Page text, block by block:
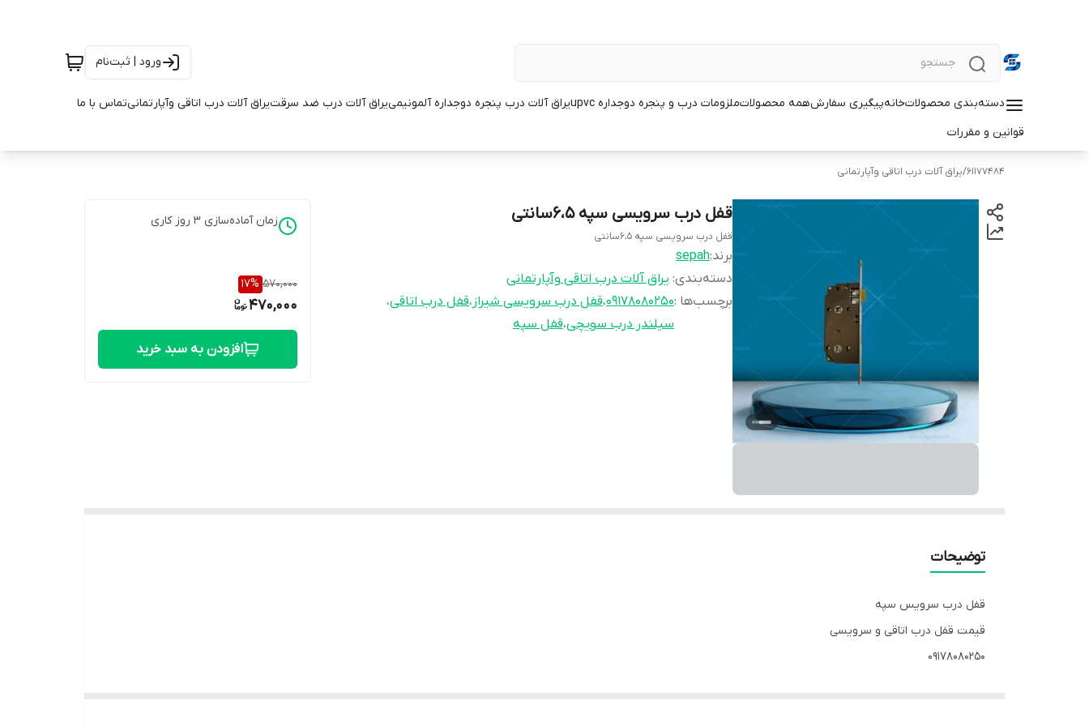
ورود | ثبت‌نام
دسته‌بندی محصولاتخانهپیگیری سفارشهمه محصولاتملزومات درب و پنجره دوجداره upvc یراق آلات درب پنجره دوجداره آلمونیمییراق آلات درب ضد سرقتیراق آلات درب اتاقی وآپارتمانیتماس با ما
قوانین و مقررات
61177484
/یراق آلات درب اتاقی وآپارتمانی
قفل درب سرویسی سپه ۶،۵سانتی
قفل درب سرویسی سپه ۶،۵سانتی
برند:sepah
دسته‌بندی: یراق آلات درب اتاقی وآپارتمانی
برچسب‌ها :09178080250،قفل درب سرویسی شیراز ،قفل درب اتاقی،
سیلندر درب سویچی،قفل سپه
زمان آماده‌سازی 3 روز کاری
570,000
17%
470,000
افزودن به سبد خرید
توضیحات
قفل درب سرویس سپه
قیمت قفل درب اتاقی و سرویسی
09178080250